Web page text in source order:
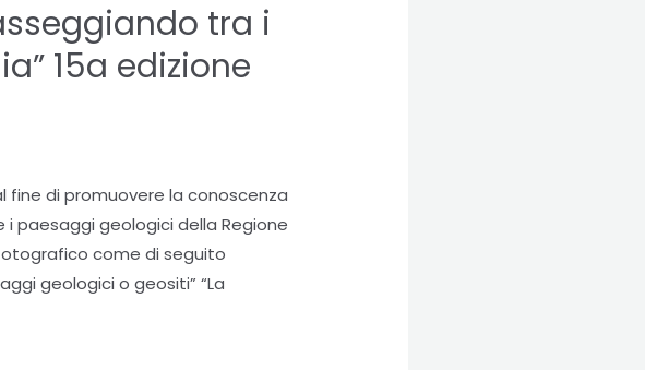
tra i
15a edizione
fine di promuovere la conoscenza
paesaggi geologici della Regione
come di seguito
geologici o geositi” “La